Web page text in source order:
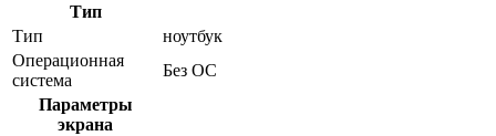
Тип
Тип
ноутбук
Операционная
система
Без ОС
Параметры
экрана